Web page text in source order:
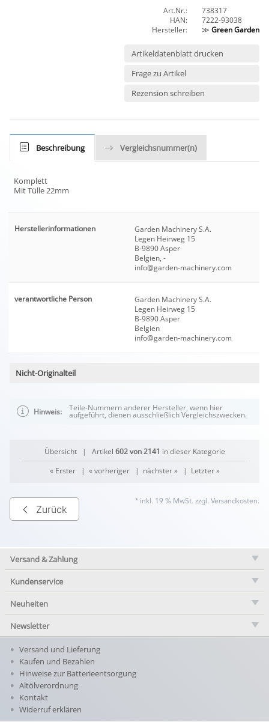
Art.Nr.:
738317
HAN:
7222-93038
Hersteller:
≫ Green Garden
Artikeldatenblatt drucken
Frage zu Artikel
Rezension schreiben
Beschreibung Vergleichsnummer(n)
Komplett
Mit Tülle 22mm
Herstellerinformationen
Garden Machinery S.A.
Legen Heirweg 15
B-9890 Asper
Belgien, -
info@garden-machinery.com
verantwortliche Person
Garden Machinery S.A.
Legen Heirweg 15
B-9890 Asper
Belgien
info@garden-machinery.com
Nicht-Originalteil
Hinweis: Teile-Nummern anderer Hersteller, wenn hier
aufgeführt, dienen ausschließlich Vergleichszwecken.
Übersicht| Artikel 602 von 2141 in dieser Kategorie
« Erster| « vorheriger| nächster »| Letzter »
Zurück
* inkl. 19 % MwSt. zzgl. Versandkosten.
Versand & Zahlung
Kundenservice
Neuheiten
Newsletter
Versand und Lieferung
Kaufen und Bezahlen
Hinweise zur Batterieentsorgung
Altölverordnung
Kontakt
Widerruf erklären